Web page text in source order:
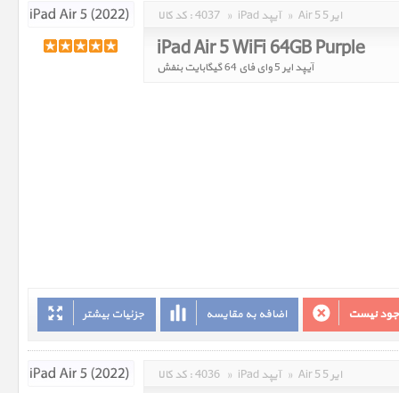
کد کالا : 4037 » iPad آیپد » Air 5 ایر 5
iPad Air 5 WiFi 64GB Purple
آیپد ایر 5 وای فای 64 گیگابایت بنفش
جزئیات بیشتر اضافه به مقایسه نیست
کد کالا : 4036 » iPad آیپد » Air 5 ایر 5